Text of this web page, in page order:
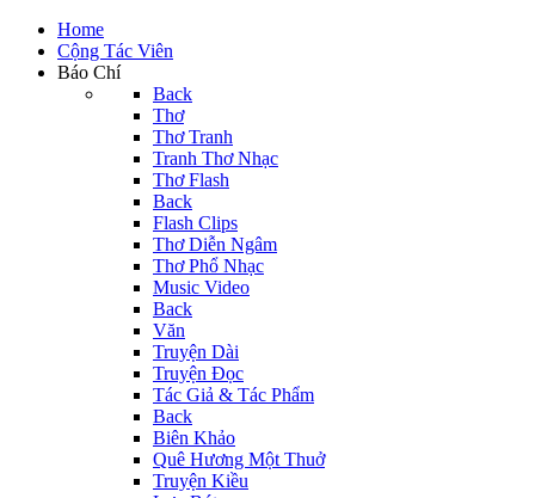
Home
Cộng Tác Viên
Báo Chí
Back
Thơ
Thơ Tranh
Tranh Thơ Nhạc
Thơ Flash
Back
Flash Clips
Thơ Diễn Ngâm
Thơ Phổ Nhạc
Music Video
Back
Văn
Truyện Dài
Truyện Đọc
Tác Giả & Tác Phẩm
Back
Biên Khảo
Quê Hương Một Thuở
Truyện Kiều